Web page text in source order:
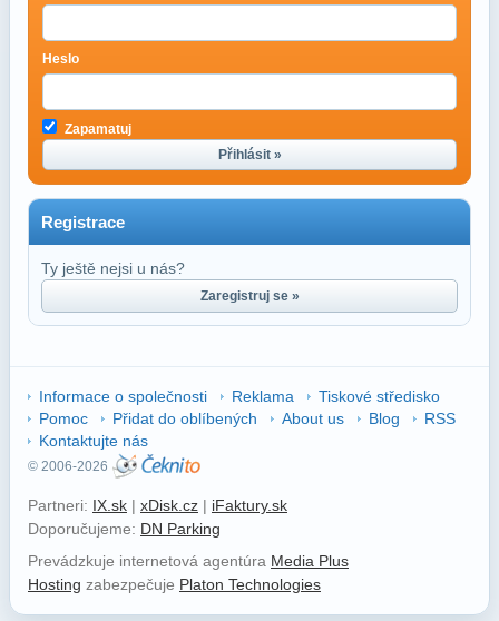
Heslo
Zapamatuj
Přihlásit »
Registrace
Ty ještě nejsi u nás?
Zaregistruj se »
Informace o společnosti Reklama
Tiskové středisko
Pomoc
Přidat do oblíbených About us Blog
RSS
Kontaktujte nás
© 2006-2026
Partneri: IX.sk | xDisk.cz | iFaktury.sk
Doporučujeme: DN Parking
Prevádzkuje internetová agentúra Media Plus
Hosting zabezpečuje Platon Technologies